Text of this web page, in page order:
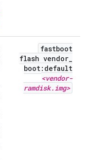
fastboot
flash vendor_
boot:default
<vendor-
ramdisk.img>